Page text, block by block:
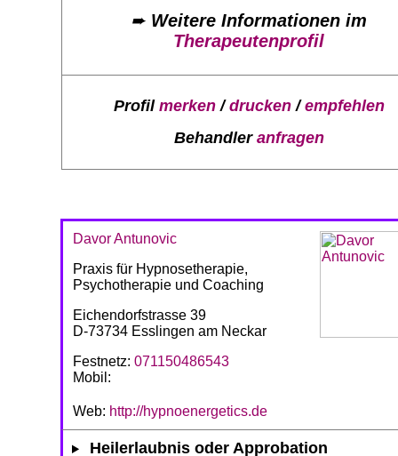
➨ Weitere Informationen im
Therapeutenprofil
Profil merken/drucken/empfehlen
Behandler anfragen
Davor Antunovic
Praxis für Hypnosetherapie,
Psychotherapie und Coaching
Eichendorfstrasse 39
D-73734 Esslingen am Neckar
Festnetz: 071150486543
Mobil:
Web: http://hypnoenergetics.de
Heilerlaubnis oder Approbation